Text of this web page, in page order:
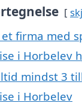
firma med
i Horbelev
mindst 3
i Horbelev